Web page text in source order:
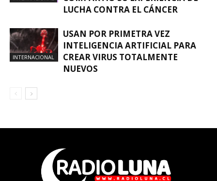
LUCHA CONTRA EL CÁNCER
INTERNACIONAL
USAN POR PRIMETRA VEZ
INTELIGENCIA ARTIFICIAL PARA
CREAR VIRUS TOTALMENTE
NUEVOS